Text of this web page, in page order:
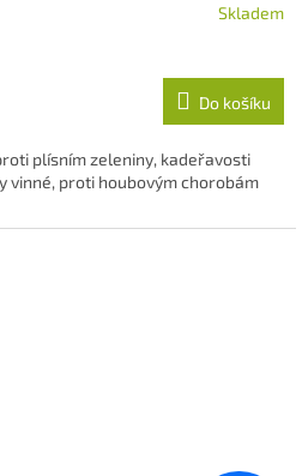
Skladem
Do košíku
plísním zeleniny, kadeřavosti
vinné, proti houbovým chorobám